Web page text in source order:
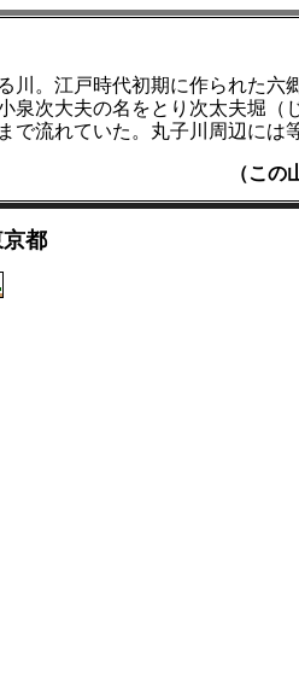
川。江戸時代初期に作られた
泉次大夫の名をとり次太夫堀
で流れていた。丸子川周辺には
（こ
都